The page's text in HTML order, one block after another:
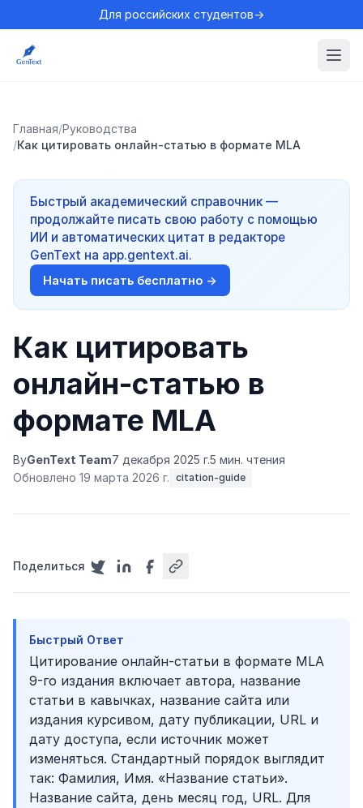
Для российских студентов→
Главная/Руководства
/Как цитировать онлайн-статью в формате MLA
Быстрый академический справочник —
продолжайте писать свою работу с помощью
ИИ и автоматических цитат в редакторе
GenText на app.gentext.ai.
Начать писать бесплатно →
Как цитировать
онлайн-статью в
формате MLA
ByGenText Team7 декабря 2025 г.5 мин. чтения
Обновлено 19 марта 2026 г. citation-guide
Поделиться
Быстрый Ответ
Цитирование онлайн-статьи в формате MLA
9-го издания включает автора, название
статьи в кавычках, название сайта или
издания курсивом, дату публикации, URL и
дату доступа, если источник может
изменяться. Стандартный порядок выглядит
так: Фамилия, Имя. «Название статьи».
Название сайта, день месяц год, URL. Для